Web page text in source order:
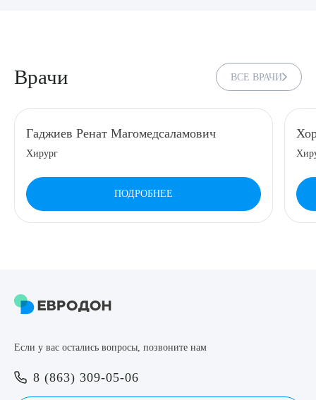
ЗАПИСЬ ОНЛАЙН
Врачи ВСЕ ВРАЧИ
Гаджиев Ренат Магомедсаламович
Хирург
ПОДРОБНЕЕ
Если у вас остались вопросы, позвоните нам
8 (863) 309-05-06
Я даю согласие на
Выберите сопутствующую услугу